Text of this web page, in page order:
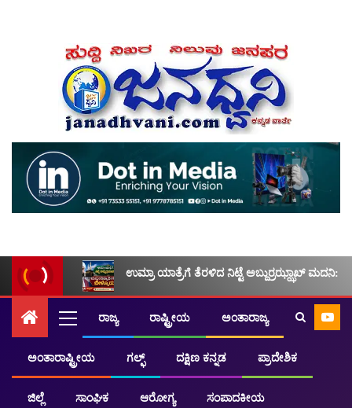
ಉಮ್ರಾ ಯಾತ್ರೆಗೆ ತೆರಳಿದ ನಿಟ್ಟೆ ಅಬ್ದುರ್ರಝ್ಝಾಖ್ ಮದನಿ:
ರಾಜ್ಯ ರಾಷ್ಟ್ರೀಯ ಅಂತಾರಾಜ್ಯ
ಅಂತಾರಾಷ್ಟ್ರೀಯ ಗಲ್ಫ್ ದಕ್ಷಿಣ ಕನ್ನಡ ಪ್ರಾದೇಶಿಕ
ಜಿಲ್ಲೆ ಸಾಂಘಿಕ ಆರೋಗ್ಯ ಸಂಪಾದಕೀಯ